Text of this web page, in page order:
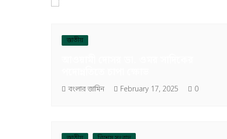
জাতীয়
বংলার জামিন February 17, 2025 0